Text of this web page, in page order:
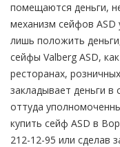
помещаются деньги,
механизм сейфов ASD
лишь положить
сейфы Valberg ASD,
ресторанах,
закладывает деньги в
оттуда
купить сейф ASD в
212-12-95 или сделав